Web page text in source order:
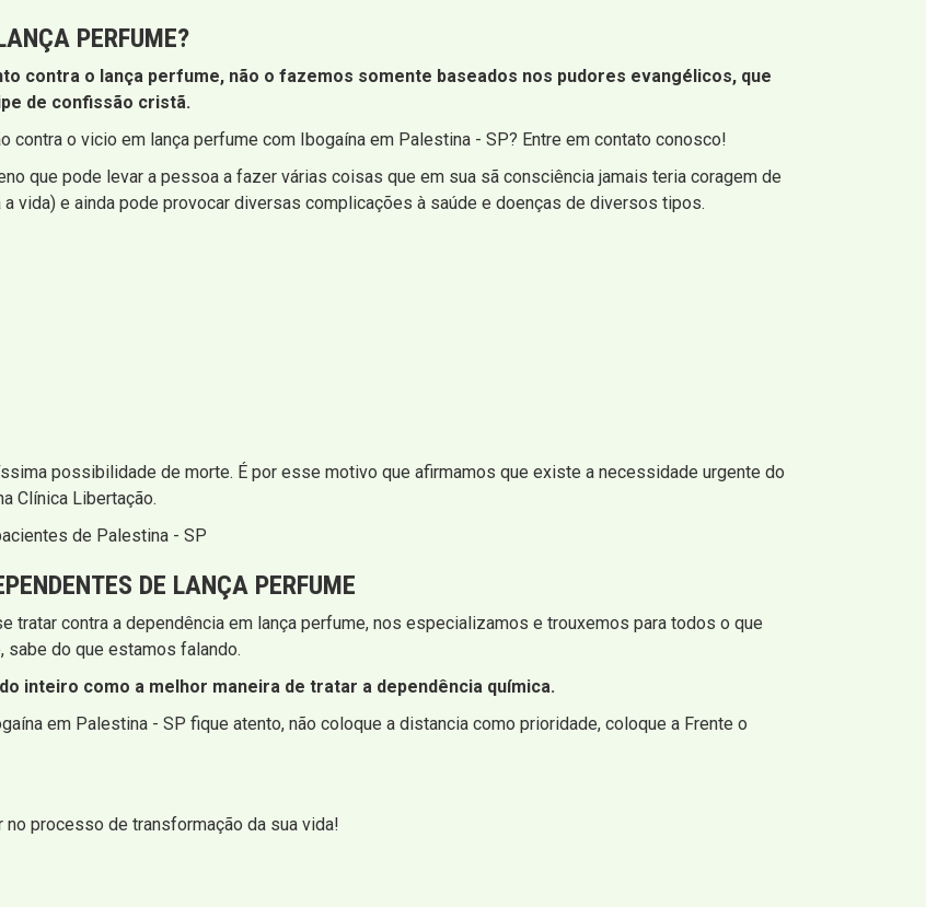
PERFUME?
contra o lança perfume, não o fazemos somente baseados nos pudores evangélicos, que
de confissão cristã.
contra o vicio em lança perfume com Ibogaína em Palestina - SP? Entre em contato conosco!
que pode levar a pessoa a fazer várias coisas que em sua sã consciência jamais teria coragem de
vida) e ainda pode provocar diversas complicações à saúde e doenças de diversos tipos.
possibilidade de morte. É por esse motivo que afirmamos que existe a necessidade urgente do
Clínica Libertação.
de Palestina - SP
DE LANÇA PERFUME
tratar contra a dependência em lança perfume, nos especializamos e trouxemos para todos o que
sabe do que estamos falando.
inteiro como a melhor maneira de tratar a dependência química.
em Palestina - SP fique atento, não coloque a distancia como prioridade, coloque a Frente o
processo de transformação da sua vida!